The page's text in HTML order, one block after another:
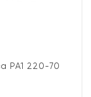
PA1 220-70